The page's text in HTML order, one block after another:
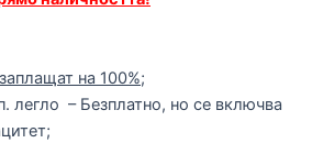
на 100%;
легло – Безплатно, но се включва